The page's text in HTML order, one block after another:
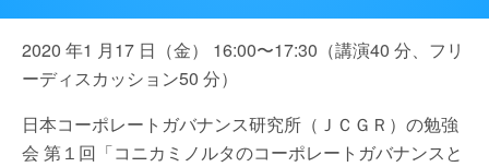
2020 年1 月17 日（金） 16:00〜17:30（講演40 分、フリ
ーディスカッション50 分）
日本コーポレートガバナンス研究所（ＪＣＧＲ）の勉強
会 第１回「コニカミノルタのコーポレートガバナンスと